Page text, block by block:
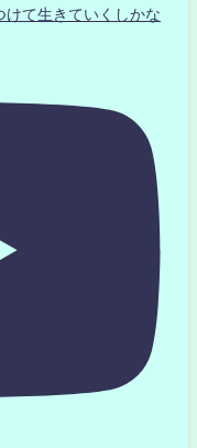
けて生きていくしかな